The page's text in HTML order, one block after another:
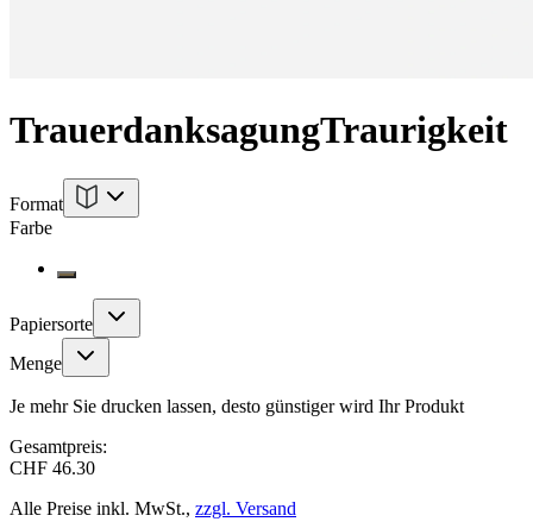
TrauerdanksagungTraurigkeit
Format
Farbe
Papiersorte
Menge
Je mehr Sie drucken lassen, desto günstiger wird Ihr Produkt
Gesamtpreis:
CHF 46.30
Alle Preise inkl. MwSt., zzgl. Versand